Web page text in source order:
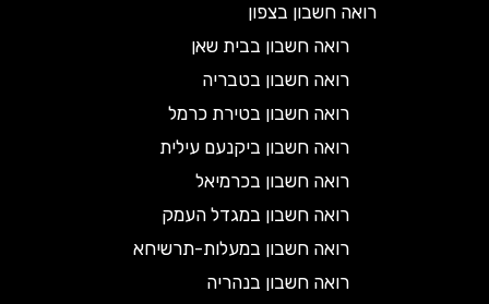
רואה חשבון בצפון
רואה חשבון בבית שאן
רואה חשבון בטבריה
רואה חשבון בטירת כרמל
רואה חשבון ביקנעם עילית
רואה חשבון בכרמיאל
רואה חשבון במגדל העמק
רואה חשבון במעלות-תרשיחא
רואה חשבון בנהריה